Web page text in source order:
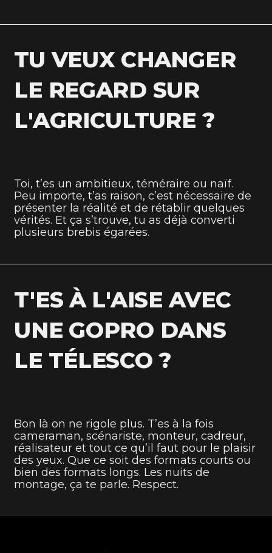
TU VEUX CHANGER
LE REGARD SUR
L'AGRICULTURE ?
Toi, t’es un ambitieux, téméraire ou naïf.
Peu importe, t’as raison, c’est nécessaire de
présenter la réalité et de rétablir quelques
vérités. Et ça s’trouve, tu as déjà converti
plusieurs brebis égarées.
T'ES À L'AISE AVEC
UNE GOPRO DANS
LE TÉLESCO ?
Bon là on ne rigole plus. T’es à la fois
cameraman, scénariste, monteur, cadreur,
réalisateur et tout ce qu’il faut pour le plaisir
des yeux. Que ce soit des formats courts ou
bien des formats longs. Les nuits de
montage, ça te parle. Respect.